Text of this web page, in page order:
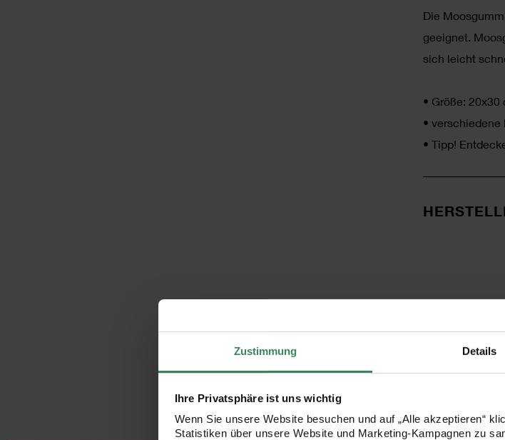
Zustimmung Details
Ihre Privatsphäre ist uns wichtig
Wenn Sie unsere Website besuchen und auf „Alle akzeptieren“
Statistiken über unsere Website und Marketing-Kampagnen zu
Die
geeignet.
sich leicht
• Größe: 20x30
• verschiedene
• Tipp!